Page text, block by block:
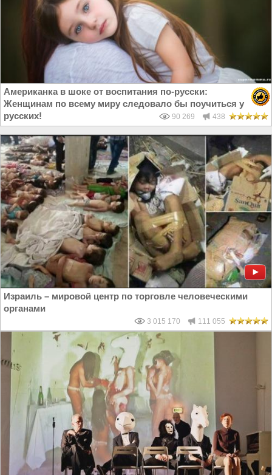
Американка в шоке от воспитания по-русски:
Женщинам по всему миру следовало бы поучиться у
русских!
90 269 438
Израиль – мировой центр по торговле человеческими
органами
3 015 170 111 055